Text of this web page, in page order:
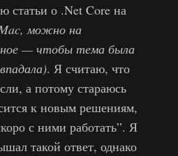
статьи о .Net Core на
можно на
— чтобы тема была
. Я считаю, что
а потому стараюсь
к новым решениям,
с ними работать”. Я
такой ответ, однако